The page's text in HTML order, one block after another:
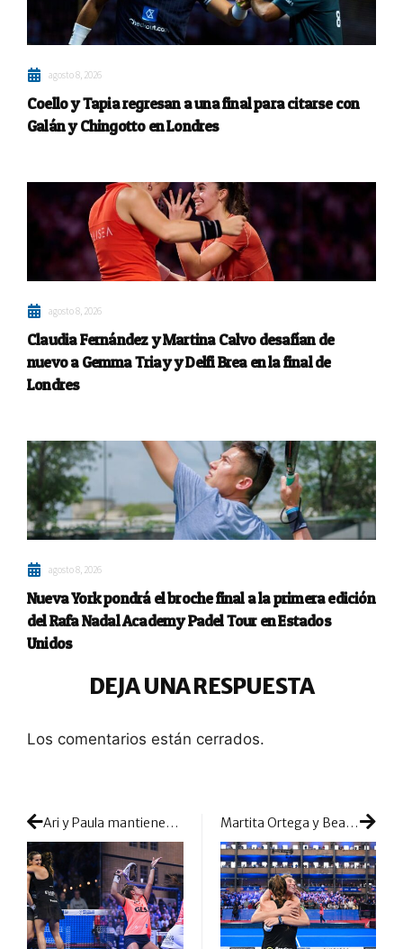
agosto 8, 2026
Coello y Tapia regresan a una final para citarse con
Galán y Chingotto en Londres
agosto 8, 2026
Claudia Fernández y Martina Calvo desafían de
nuevo a Gemma Triay y Delfi Brea en la final de
Londres
agosto 8, 2026
Nueva York pondrá el broche final a la primera edición
del Rafa Nadal Academy Padel Tour en Estados
Unidos
DEJA UNA RESPUESTA
Los comentarios están cerrados.
Ari y Paula mantienen su versión demoledora para citarse con Ortega y González en la gran final holandesa Martita Ortega y Bea González ponen Amsterdam en pie: ovación cerrada en su coronación como campeonas